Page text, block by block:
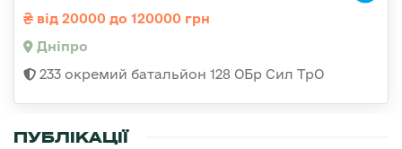
від 20000 до 120000 грн
Дніпро
233 окремий батальйон 128 ОБр Сил ТрО
ПУБЛІКАЦІЇ